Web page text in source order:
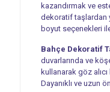
kazandırmak ve
dekoratif taşlardan
boyut seçenekleri
Bahçe Dekoratif
duvarlarında ve
kullanarak göz
Dayanıklı ve uzun